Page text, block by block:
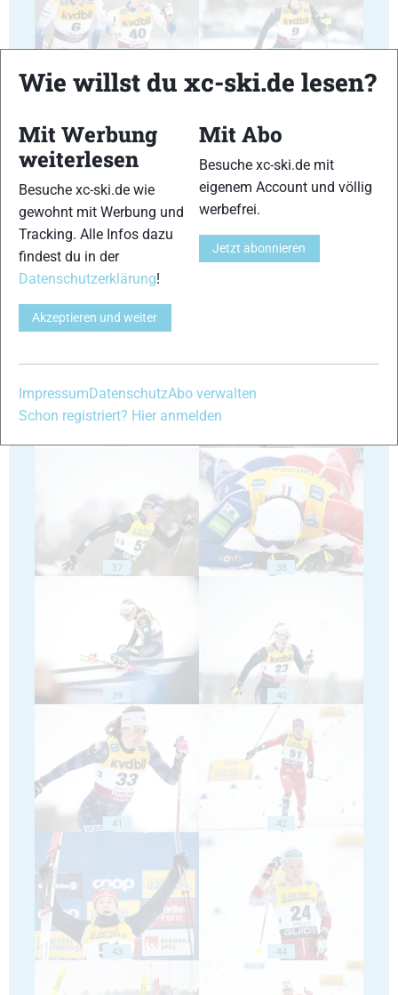
31 32
33
37 38
39 40
41 42
43 44
Wie willst du xc-ski.de lesen?
Mit Werbung
weiterlesen
Besuche xc-ski.de wie
gewohnt mit Werbung und
Tracking. Alle Infos dazu
findest du in der
Datenschutzerklärung!
Akzeptieren und weiter
Mit Abo
Besuche xc-ski.de mit
eigenem Account und völlig
werbefrei.
Jetzt abonnieren
ImpressumDatenschutzAbo verwalten
Schon registriert? Hier anmelden